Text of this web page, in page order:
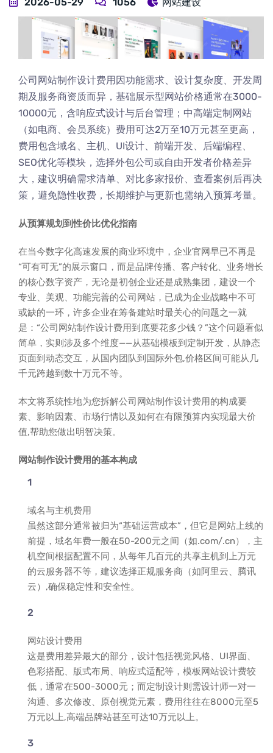
公司网站制作设计费用因功能需求、设计复杂度、开发周
期及服务商资质而异，基础展示型网站价格通常在3000-
10000元，含响应式设计与后台管理；中高端定制网站
（如电商、会员系统）费用可达2万至10万元甚至更高，
费用包含域名、主机、UI设计、前端开发、后端编程、
SEO优化等模块，选择外包公司或自由开发者价格差异
大，建议明确需求清单、对比多家报价、查看案例后再决
策，避免隐性收费，长期维护与更新也需纳入预算考量。
从预算规划到性价比优化指南
在当今数字化高速发展的商业环境中，企业官网早已不再是
“可有可无”的展示窗口，而是品牌传播、客户转化、业务增长
的核心数字资产，无论是初创企业还是成熟集团，建设一个
专业、美观、功能完善的公司网站，已成为企业战略中不可
或缺的一环，许多企业在筹备建站时最关心的问题之一就
是：“公司网站制作设计费用到底要花多少钱？”这个问题看似
简单，实则涉及多个维度——从基础模板到定制开发，从静态
页面到动态交互，从国内团队到国际外包,价格区间可能从几
千元跨越到数十万元不等。
本文将系统性地为您拆解公司网站制作设计费用的构成要
素、影响因素、市场行情以及如何在有限预算内实现最大价
值,帮助您做出明智决策。
网站制作设计费用的基本构成
域名与主机费用
虽然这部分通常被归为“基础运营成本”，但它是网站上线的
前提，域名年费一般在50-200元之间（如.com/.cn），主
机空间根据配置不同，从每年几百元的共享主机到上万元
的云服务器不等，建议选择正规服务商（如阿里云、腾讯
云）,确保稳定性和安全性。
网站设计费用
这是费用差异最大的部分，设计包括视觉风格、UI界面、
色彩搭配、版式布局、响应式适配等，模板网站设计费较
低，通常在500-3000元；而定制设计则需设计师一对一
沟通、多次修改、原创视觉元素，费用往往在8000元至5
万元以上,高端品牌站甚至可达10万元以上。